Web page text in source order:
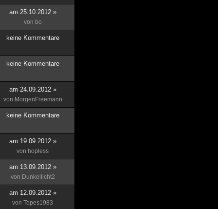
am 25.10.2012 »
von bo
keine Kommentare
keine Kommentare
am 24.09.2012 »
von MorgenFreemann
keine Kommentare
am 19.09.2012 »
von hopless
am 13.09.2012 »
von Dunkellicht2
am 12.09.2012 »
von Tepes1983